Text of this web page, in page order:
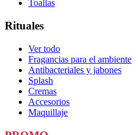
Toallas
Rituales
Ver todo
Fragancias para el ambiente
Antibacteriales y jabones
Splash
Cremas
Accesorios
Maquillaje